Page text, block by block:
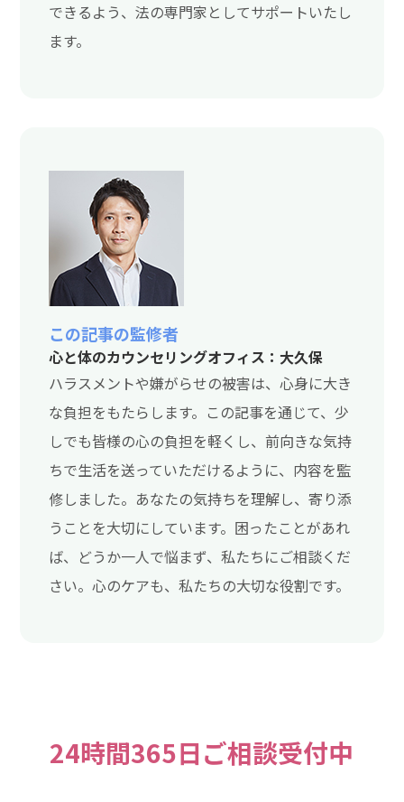
できるよう、法の専門家としてサポートいたし
ます。
この記事の監修者
心と体のカウンセリングオフィス：大久保
ハラスメントや嫌がらせの被害は、心身に大き
な負担をもたらします。この記事を通じて、少
しでも皆様の心の負担を軽くし、前向きな気持
ちで生活を送っていただけるように、内容を監
修しました。あなたの気持ちを理解し、寄り添
うことを大切にしています。困ったことがあれ
ば、どうか一人で悩まず、私たちにご相談くだ
さい。心のケアも、私たちの大切な役割です。
24時間365日ご相談受付中